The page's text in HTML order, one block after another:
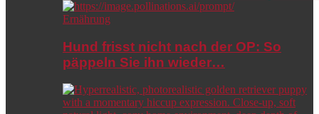
Ernährung
Hund frisst nicht nach der OP: So
päppeln Sie ihn wieder…